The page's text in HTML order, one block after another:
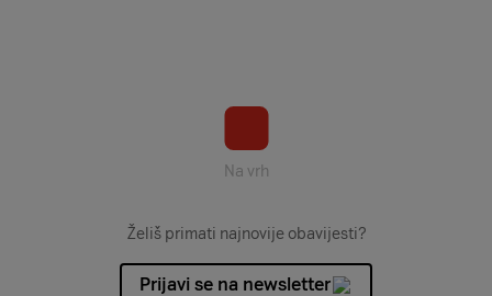
Na vrh
Želiš primati najnovije obavijesti?
Prijavi se na newsletter